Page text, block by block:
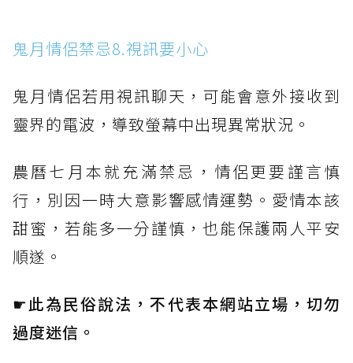
鬼月情侶禁忌8.視訊要小心
鬼月情侶若用視訊聊天，可能會意外接收到
靈界的電波，導致螢幕中出現異常狀況。
農曆七月本就充滿禁忌，情侶更要謹言慎
行，別因一時大意影響感情運勢。愛情本該
甜蜜，若能多一分謹慎，也能保護兩人平安
順遂。
☛此為民俗說法，不代表本網站立場，切勿
過度迷信。